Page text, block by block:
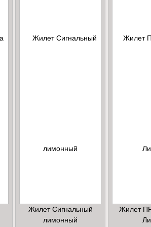
Жилет Сигнальный
лимонный
Жилет